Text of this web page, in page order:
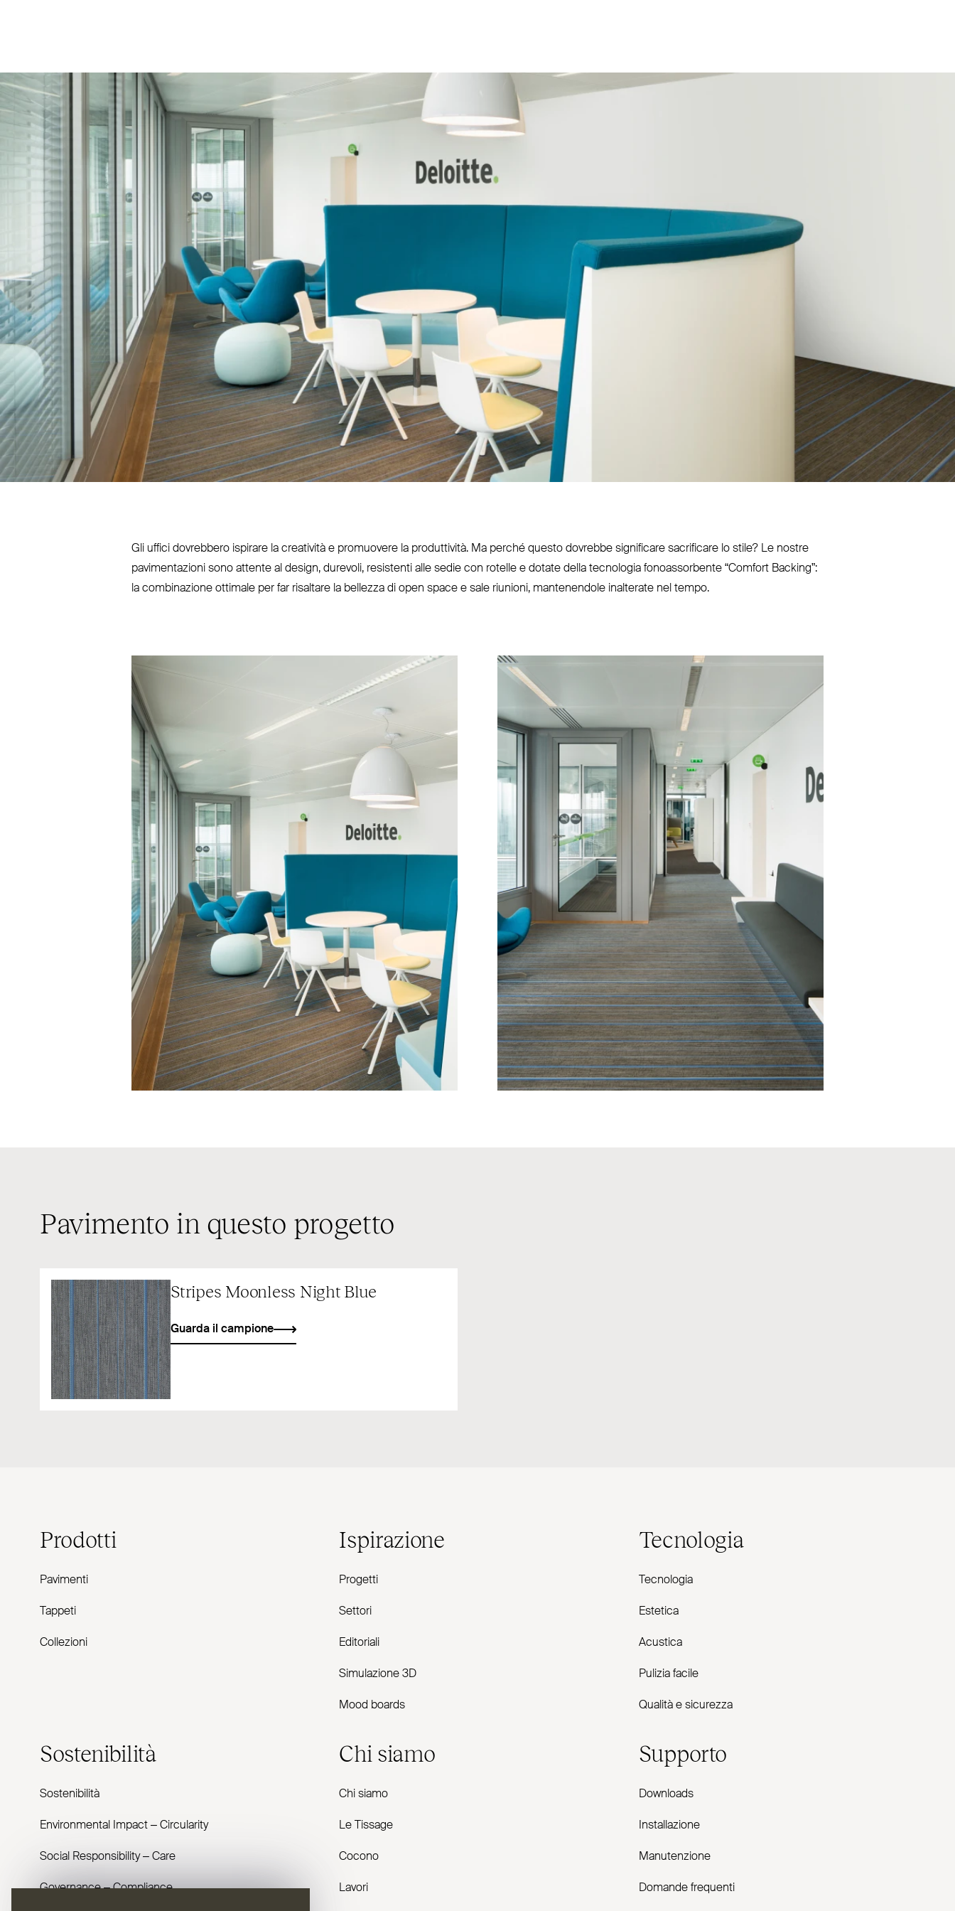
Gli uffici dovrebbero ispirare la creatività e pro­muovere la pro­duttività. Ma perché questo dovrebbe significare sacrificare lo stile? Le nostre
pavi­men­tazioni sono attente al design, durevoli, resistenti alle sedie con rotelle e dotate della tec­nologia fonoas­sorbente “Comfort Backing”:
la com­bi­nazione ottimale per far risaltare la bellezza di open space e sale riunioni, man­te­nendole inalterate nel tempo.
Pavimento in questo progetto
Stripes Moonless Night Blue
Guarda il campione
Prodotti
Pavimenti
Tappeti
Collezioni
Ispirazione
Progetti
Settori
Editoriali
Simulazione 3D
Mood boards
Tecnologia
Tecnologia
Estetica
Acustica
Pulizia facile
Qualità e sicurezza
Sostenibilità
Sostenibilità
Envi­ronmental Impact – Cir­cularity
Social Responsibility – Care
Governance – Com­pliance
Chi siamo
Chi siamo
Le Tissage
Cocono
Lavori
Supporto
Downloads
Installazione
Manutenzione
Domande frequenti